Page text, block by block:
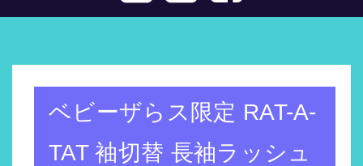
ベビーザらス限定 RAT-A-
TAT 袖切替 長袖ラッシュ